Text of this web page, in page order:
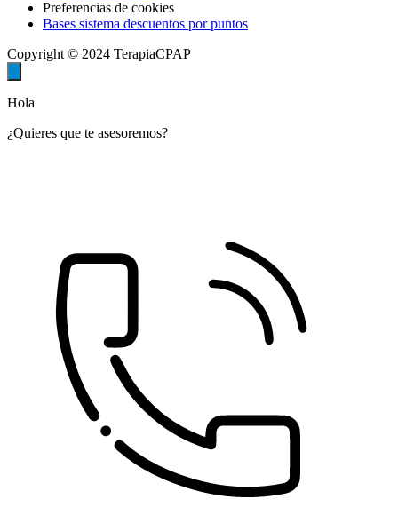
Preferencias de cookies
Bases sistema descuentos por puntos
Copyright © 2024 TerapiaCPAP
Hola
¿Quieres que te asesoremos?